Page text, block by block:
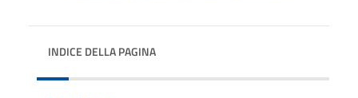
INDICE DELLA PAGINA